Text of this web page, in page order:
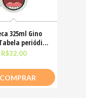
325ml Gino
periódica
Engraçadas
R$32,00
COMPRAR